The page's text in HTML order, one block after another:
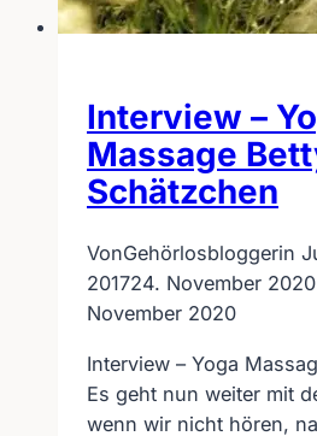
Interview –
Massage
Schätzchen
VonGehörlosbloggerin
201724. November 2020
November 2020
Interview – Yoga
Es geht nun weiter mit
wenn wir nicht hören,